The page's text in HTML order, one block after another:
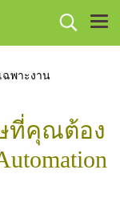
ฉพาะงาน
ที่คุณต้อง